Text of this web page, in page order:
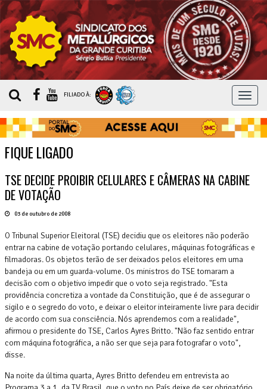
MENU
FILIADO À:
FIQUE LIGADO
TSE DECIDE PROIBIR CELULARES E CÂMERAS NA CABINE
DE VOTAÇÃO
03 de outubro de 2008
O Tribunal Superior Eleitoral (TSE) decidiu que os eleitores não poderão
entrar na cabine de votação portando celulares, máquinas fotográficas e
filmadoras. Os objetos terão de ser deixados pelos eleitores em uma
bandeja ou em um guarda-volume. Os ministros do TSE tomaram a
decisão com o objetivo impedir que o voto seja registrado. "Esta
providência concretiza a vontade da Constituição, que é de assegurar o
sigilo e o segredo do voto, e deixar o eleitor inteiramente livre para decidir
de acordo com sua consciência. Nós aprendemos com a realidade",
afirmou o presidente do TSE, Carlos Ayres Britto. "Não faz sentido entrar
com máquina fotográfica, a não ser que seja para fotografar o voto",
disse.
Na noite da última quarta, Ayres Britto defendeu em entrevista ao